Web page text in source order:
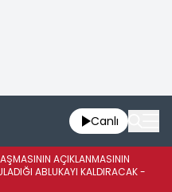
Canlı
AÇIKLANMASININ
ABLUKAYI KALDIRACAK -